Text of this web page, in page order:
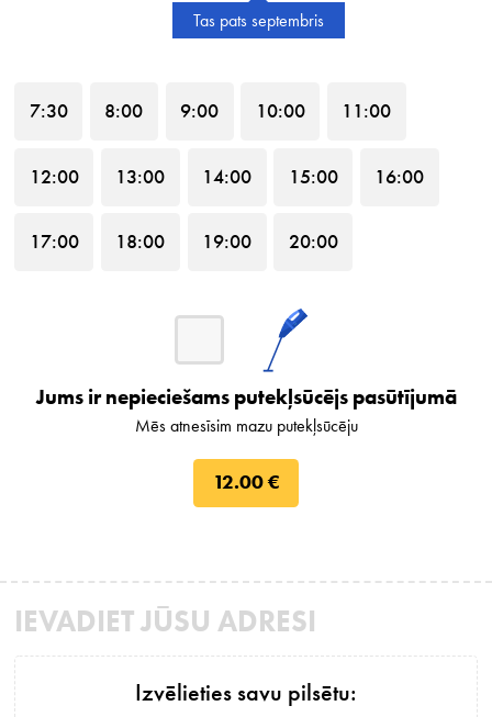
Tas pats septembris
7:30 8:00 9:00 10:00 11:00
12:00 13:00 14:00 15:00 16:00
17:00 18:00 19:00 20:00
Jums ir nepieciešams putekļsūcējs pasūtījumā
Mēs atnesīsim mazu putekļsūcēju
12.00 €
IEVADIET JŪSU ADRESI
Izvēlieties savu pilsētu: